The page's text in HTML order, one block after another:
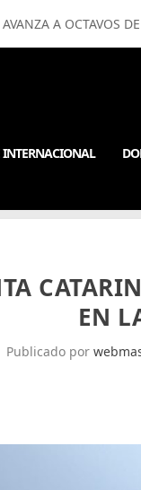
A OCTAVOS
EN
Publicado por